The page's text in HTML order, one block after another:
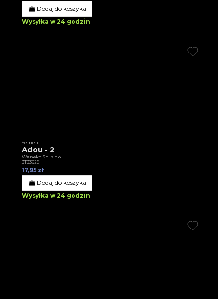
Dodaj do koszyka
Wysyłka w 24 godzin
Seinen
Adou - 2
Waneko Sp. z o.o.
3T33629
17,95 zł
Dodaj do koszyka
Wysyłka w 24 godzin